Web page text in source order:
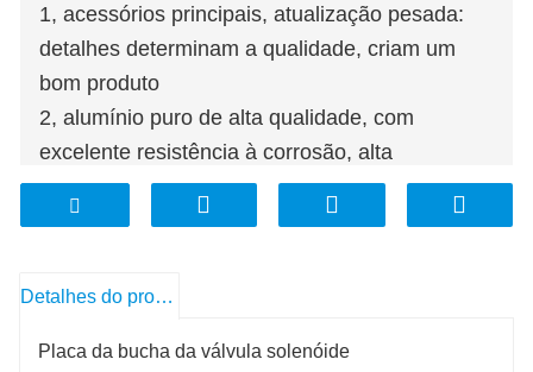
1, acessórios principais, atualização pesada:
detalhes determinam a qualidade, criam um
bom produto
2, alumínio puro de alta qualidade, com
excelente resistência à corrosão, alta
tenacidade não é fácil de deformar
3, a posição do furo da rosca é clara: usinagem
rebarbas
de alumínio de alta qualidade, superfície lisa
Detalhes do produto
Placa da bucha da válvula solenóide